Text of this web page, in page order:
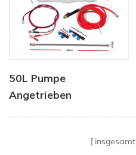
50L Pumpe
Angetrieben
Sprayer 4,0 L/min 80insgesamt